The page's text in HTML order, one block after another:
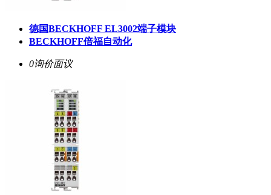
德国BECKHOFF EL3002端子模块
BECKHOFF倍福自动化
0询价面议